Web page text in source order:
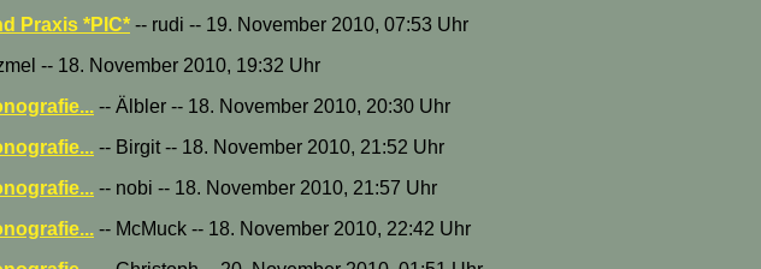
Praxis *PIC* -- rudi -- 19. November 2010, 07:53 Uhr
-- 18. November 2010, 19:32 Uhr
-- Älbler -- 18. November 2010, 20:30 Uhr
-- Birgit -- 18. November 2010, 21:52 Uhr
-- nobi -- 18. November 2010, 21:57 Uhr
-- McMuck -- 18. November 2010, 22:42 Uhr